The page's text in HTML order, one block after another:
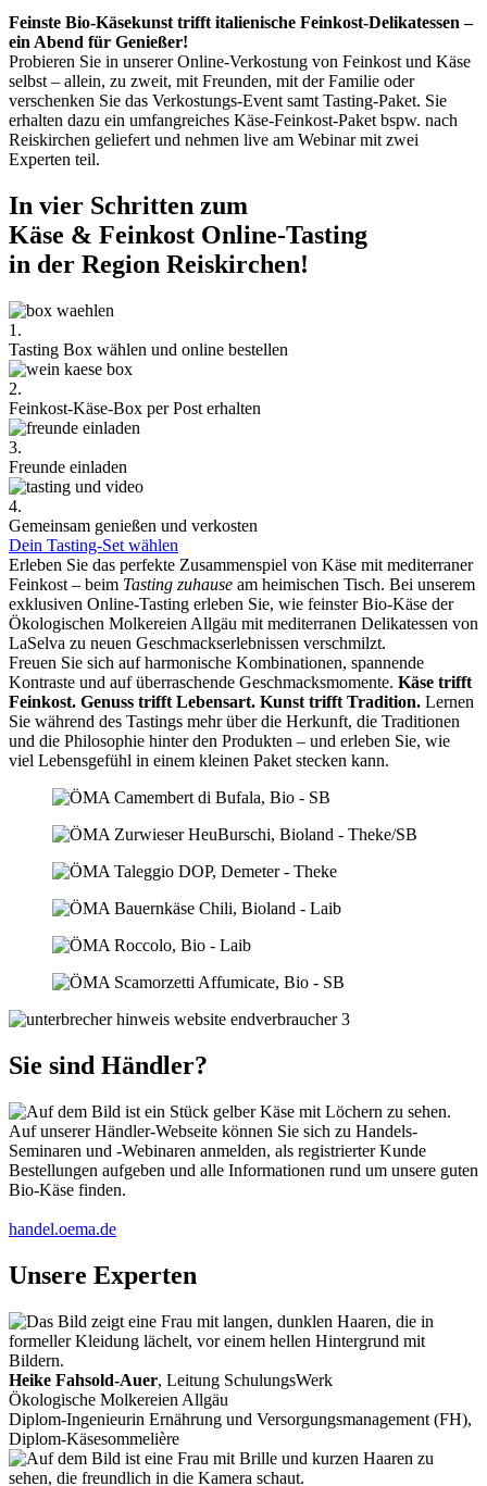
Feinste Bio-Käsekunst trifft italienische Feinkost-Delikatessen –
ein Abend für Genießer!
Probieren Sie in unserer Online-Verkostung von Feinkost und Käse
selbst – allein, zu zweit, mit Freunden, mit der Familie oder
verschenken Sie das Verkostungs-Event samt Tasting-Paket. Sie
erhalten dazu ein umfangreiches Käse-Feinkost-Paket bspw. nach
Reiskirchen geliefert und nehmen live am Webinar mit zwei
Experten teil.
In vier Schritten zum
Käse & Feinkost Online-Tasting
in der Region Reiskirchen!
1.
Tasting Box wählen und online bestellen
2.
Feinkost-Käse-Box per Post erhalten
3.
Freunde einladen
4.
Gemeinsam genießen und verkosten
Dein Tasting-Set wählen
Erleben Sie das perfekte Zusammenspiel von Käse mit mediterraner
Feinkost – beim Tasting zuhause am heimischen Tisch. Bei unserem
exklusiven Online-Tasting erleben Sie, wie feinster Bio-Käse der
Ökologischen Molkereien Allgäu mit mediterranen Delikatessen von
LaSelva zu neuen Geschmackserlebnissen verschmilzt.
Freuen Sie sich auf harmonische Kombinationen, spannende
Kontraste und auf überraschende Geschmacksmomente. Käse trifft
Feinkost. Genuss trifft Lebensart. Kunst trifft Tradition. Lernen
Sie während des Tastings mehr über die Herkunft, die Traditionen
und die Philosophie hinter den Produkten – und erleben Sie, wie
viel Lebensgefühl in einem kleinen Paket stecken kann.
Sie sind Händler?
Auf unserer Händler-Webseite können Sie sich zu Handels-
Seminaren und -Webinaren anmelden, als registrierter Kunde
Bestellungen aufgeben und alle Informationen rund um unsere guten
Bio-Käse finden.
handel.oema.de
Unsere Experten
Heike Fahsold-Auer, Leitung SchulungsWerk
Ökologische Molkereien Allgäu
Diplom-Ingenieurin Ernährung und Versorgungsmanagement (FH),
Diplom-Käsesommelière